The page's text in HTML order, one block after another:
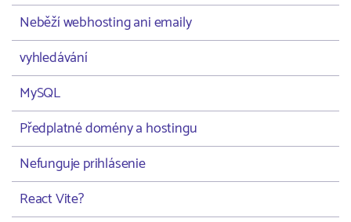
Neběží webhosting ani emaily
vyhledávání
MySQL
Předplatné domény a hostingu
Nefunguje prihlásenie
React Vite?